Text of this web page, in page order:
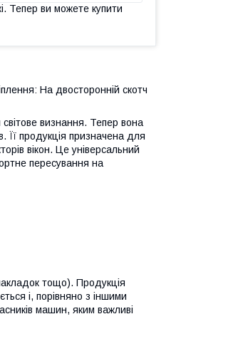
Тепер ви можете купити
На двосторонній скотч
визнання. Тепер вона
Її продукція призначена для
вікон. Це універсальний
пересування на
тощо). Продукція
і, порівняно з іншими
машин, яким важливі